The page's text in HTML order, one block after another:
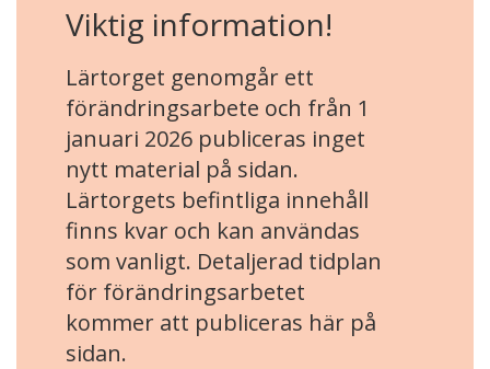
Viktig information!
Lärtorget genomgår ett
förändringsarbete och från 1
januari 2026 publiceras inget
nytt material på sidan.
Lärtorgets befintliga innehåll
finns kvar och kan användas
som vanligt. Detaljerad tidplan
för förändringsarbetet
kommer att publiceras här på
sidan.